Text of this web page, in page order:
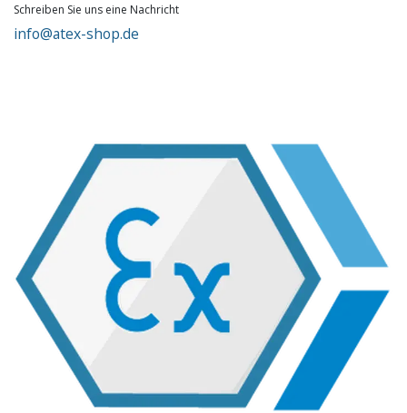
Schreiben Sie uns eine Nachricht
info@atex-shop.de